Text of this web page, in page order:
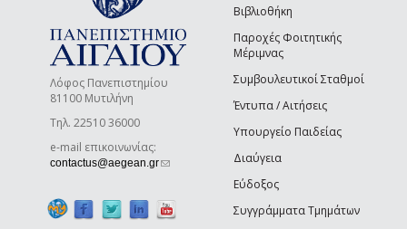
Λόφος Πανεπιστημίου
81100 Μυτιλήνη
Τηλ. 22510 36000
e-mail επικοινωνίας:
contactus@aegean.gr(link sends e-mail)
Βιβλιοθήκη
Παροχές Φοιτητικής
Μέριμνας
Συμβουλευτικοί Σταθμοί
Έντυπα / Αιτήσεις
Υπουργείο Παιδείας
Διαύγεια
Εύδοξος
Συγγράμματα Τμημάτων